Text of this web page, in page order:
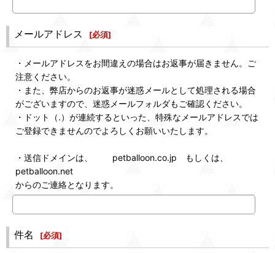
メールアドレス [必須]
・メールアドレスをお間違えの場合はお返事が届きません。ご
注意ください。
・また、弊店からのお返事が迷惑メールとして処理される場合
がございますので、迷惑メールフォルダもご確認ください。
・ドット（.）が連続するといった、特殊なメールアドレスでは
ご登録できませんのでよろしくお願いいたします。
・送信ドメインは、 petballoon.co.jp もしくは、
petballoon.net
からのご連絡となります。
件名 [必須]